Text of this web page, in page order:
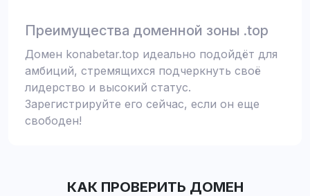
Преимущества доменной зоны .top
Домен konabetar.top идеально подойдёт для
амбиций, стремящихся подчеркнуть своё
лидерство и высокий статус.
Зарегистрируйте его сейчас, если он еще
свободен!
КАК ПРОВЕРИТЬ ДОМЕН